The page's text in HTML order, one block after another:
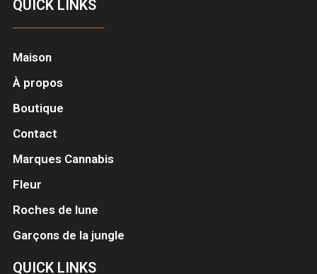
QUICK LINKS
Maison
À propos
Boutique
Contact
Marques Cannabis
Fleur
Roches de lune
Garçons de la jungle
QUICK LINKS